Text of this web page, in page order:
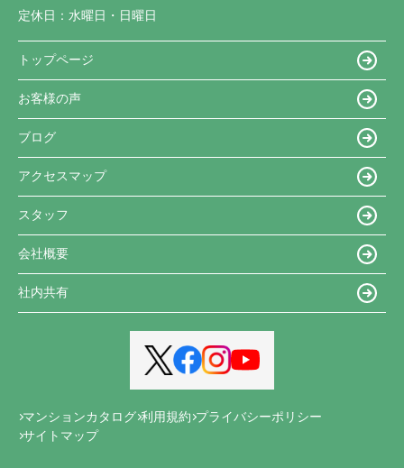
定休日： 水曜日・日曜日
トップページ
お客様の声
ブログ
アクセスマップ
スタッフ
会社概要
社内共有
マンションカタログ 利用規約 プライバシーポリシー
サイトマップ